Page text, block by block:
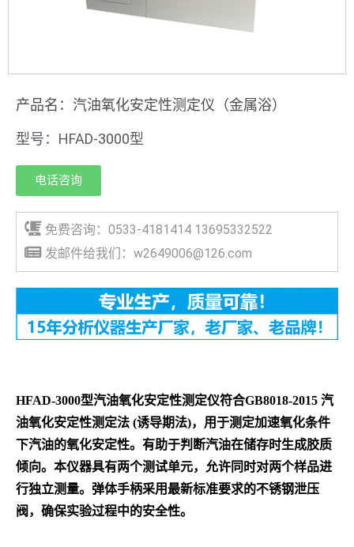
产品名：汽油氧化安定性测定仪（金属浴）
型号：HFAD-3000型
电话咨询
免费咨询：0533-4181414 13695332522
发邮件给我们：w2649006@126.com
HFAD-3000型汽油氧化安定性测定仪符合GB8018-2015 汽
油氧化安定性测定法 (诱导期法)，用于测定加速氧化条件
下汽油的氧化安定性。有助于判断汽油在储存时生成胶质
倾向。本仪器具有两个测试单元，允许同时对两个样品进
行独立测量。弹体手柄采用最新标准要求的不锈钢泄压
阀，确保实验过程中的安全性。